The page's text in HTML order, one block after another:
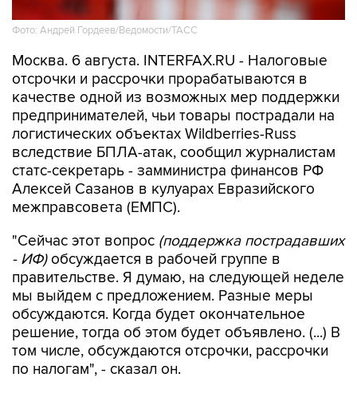
Фото: Андрей Гордеев/Ведомости/ТАСС
Москва. 6 августа. INTERFAX.RU - Налоговые
отсрочки и рассрочки прорабатываются в
качестве одной из возможных мер поддержки
предпринимателей, чьи товары пострадали на
логистических объектах Wildberries-Russ
вследствие БПЛА-атак, сообщил журналистам
статс-секретарь - замминистра финансов РФ
Алексей Сазанов в кулуарах Евразийского
межправсовета (ЕМПС).
"Сейчас этот вопрос (поддержка пострадавших
- ИФ)обсуждается в рабочей группе в
правительстве. Я думаю, на следующей неделе
мы выйдем с предложением. Разные меры
обсуждаются. Когда будет окончательное
решение, тогда об этом будет объявлено. (...) В
том числе, обсуждаются отсрочки, рассрочки
по налогам", - сказал он.